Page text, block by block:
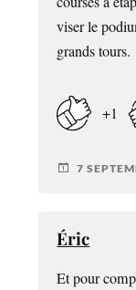
viser le
grands tours.
+1
7
Éric
Et pour